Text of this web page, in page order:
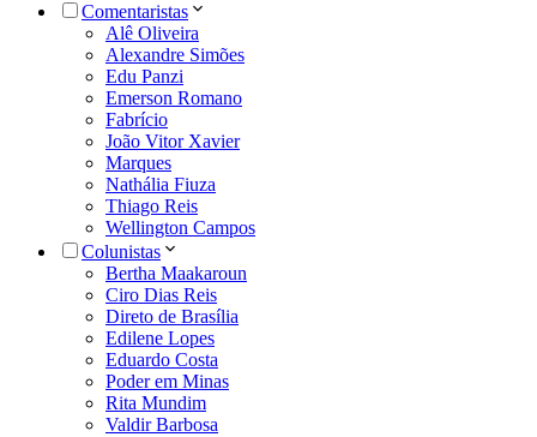
Comentaristas
Alê Oliveira
Alexandre Simões
Edu Panzi
Emerson Romano
Fabrício
João Vitor Xavier
Marques
Nathália Fiuza
Thiago Reis
Wellington Campos
Colunistas
Bertha Maakaroun
Ciro Dias Reis
Direto de Brasília
Edilene Lopes
Eduardo Costa
Poder em Minas
Rita Mundim
Valdir Barbosa